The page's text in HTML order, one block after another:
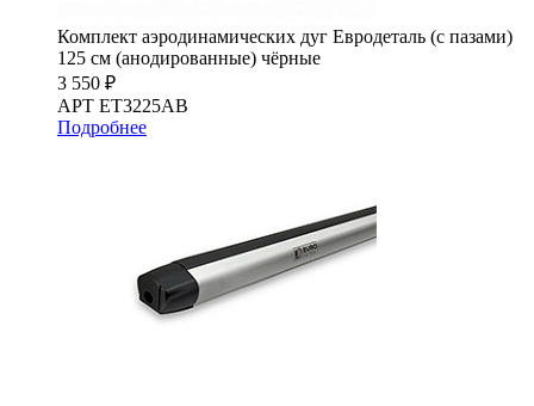
Комплект аэродинамических дуг Евродеталь (с пазами)
125 см (анодированные) чёрные
3 550 ₽
АРТ ET3225AB
Подробнее